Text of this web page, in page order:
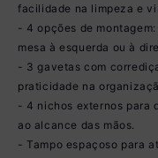
facilidade na limpeza e
- 4 opções de
mesa à esquerda ou à
- 3 gavetas com
praticidade na
- 4 nichos externos para
ao alcance das mãos.
- Tampo espaçoso para